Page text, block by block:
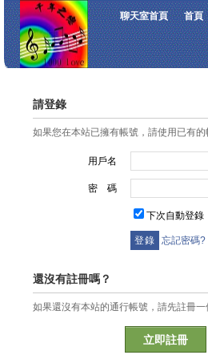
聊天室首頁 首頁
請登錄
如果您在本站已擁有帳號，請使用已有
用戶名
密 碼
下次自動登錄
忘記密碼?
還沒有註冊嗎？
如果還沒有本站的通行帳號，請先註冊一
立即註冊